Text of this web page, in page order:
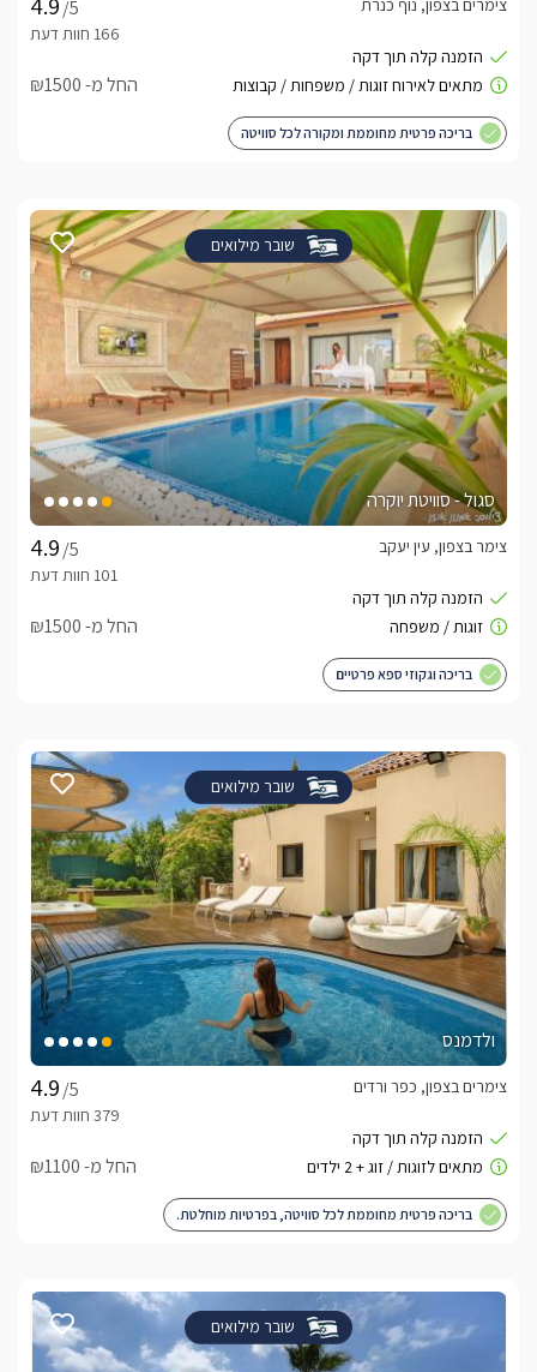
/5
צימרים בצפון, נוף כנרת
החל מ- ₪1500
בריכה פרטית מחוממת ומקורה לכל סוויטה
שובר מילואים
סגול - סוויטת יוקרה
/5
צימר בצפון, עין יעקב
החל מ- ₪1500
בריכה וגקוזי ספא פרטיים
שובר מילואים
ולדמנס
/5
צימרים בצפון, כפר ורדים
החל מ- ₪1100
בריכה פרטית מחוממת לכל סוויטה, בפרטיות מוחלטת.
שובר מילואים